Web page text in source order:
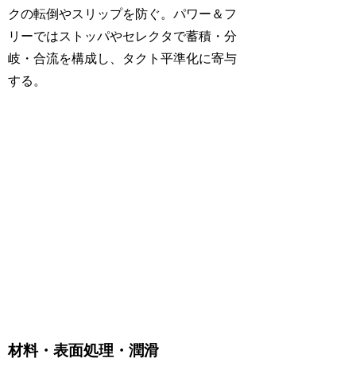
クの転倒やスリップを防ぐ。パワー＆フ
リーではストッパやセレクタで蓄積・分
岐・合流を構成し、タクト平準化に寄与
する。
材料・表面処理・潤滑